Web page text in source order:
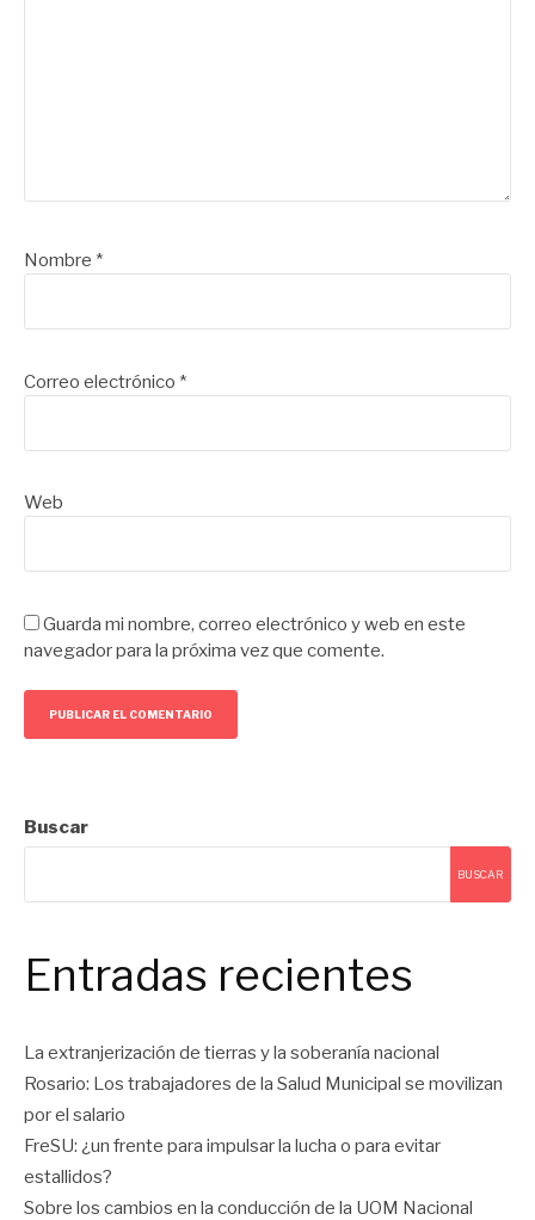
Nombre *
Correo electrónico *
Web
Guarda mi nombre, correo electrónico y web en este
navegador para la próxima vez que comente.
Buscar
BUSCAR
Entradas recientes
La extranjerización de tierras y la soberanía nacional
Rosario: Los trabajadores de la Salud Municipal se movilizan
por el salario
FreSU: ¿un frente para impulsar la lucha o para evitar
estallidos?
Sobre los cambios en la conducción de la UOM Nacional